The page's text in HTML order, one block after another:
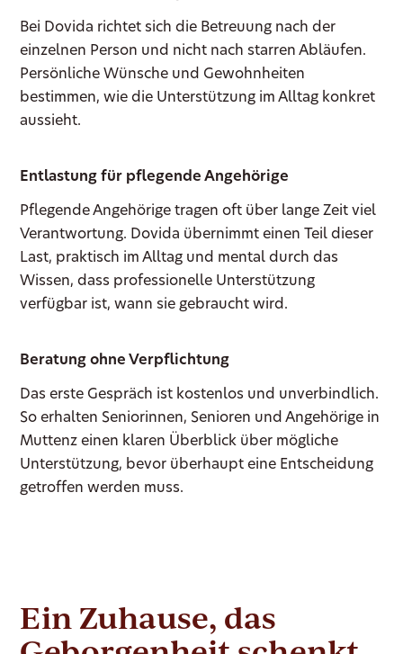
Bei Dovida richtet sich die Betreuung nach der
einzelnen Person und nicht nach starren Abläufen.
Persönliche Wünsche und Gewohnheiten
bestimmen, wie die Unterstützung im Alltag konkret
aussieht.
Entlastung für pflegende Angehörige
Pflegende Angehörige tragen oft über lange Zeit viel
Verantwortung. Dovida übernimmt einen Teil dieser
Last, praktisch im Alltag und mental durch das
Wissen, dass professionelle Unterstützung
verfügbar ist, wann sie gebraucht wird.
Beratung ohne Verpflichtung
Das erste Gespräch ist kostenlos und unverbindlich.
So erhalten Seniorinnen, Senioren und Angehörige in
Muttenz einen klaren Überblick über mögliche
Unterstützung, bevor überhaupt eine Entscheidung
getroffen werden muss.
Ein Zuhause, das